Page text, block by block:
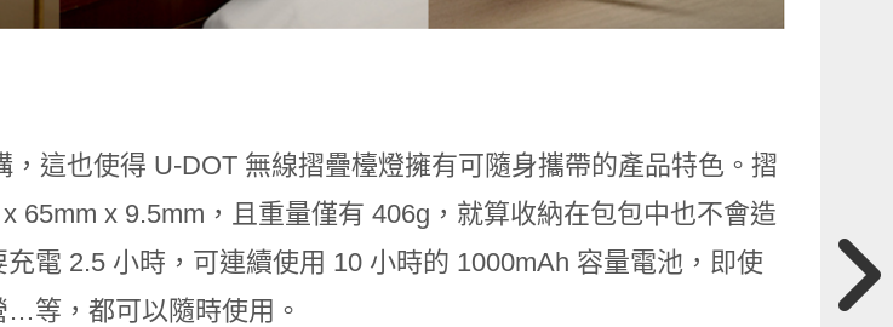
，這也使得 U-DOT 無線摺疊檯燈擁有可隨身攜帶的產品特色。摺
65mm x 9.5mm，且重量僅有 406g，就算收納在包包中也不會造
電 2.5 小時，可連續使用 10 小時的 1000mAh 容量電池，即使
等，都可以隨時使用。